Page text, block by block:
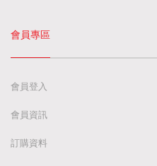
會員專區
會員登入
會員資訊
訂購資料